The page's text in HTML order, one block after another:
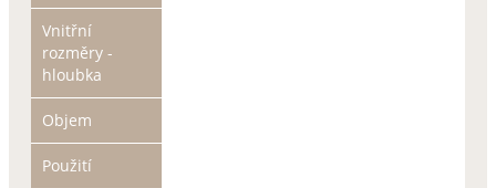
Vnitřní
rozměry -
hloubka
Objem
Použití